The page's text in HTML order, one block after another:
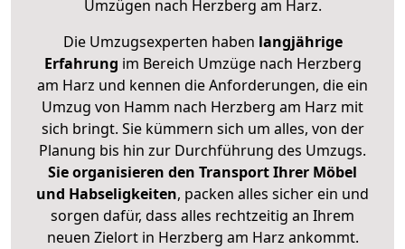
Umzügen nach Herzberg am Harz.
Die Umzugsexperten haben langjährige
Erfahrung im Bereich Umzüge nach Herzberg
am Harz und kennen die Anforderungen, die ein
Umzug von Hamm nach Herzberg am Harz mit
sich bringt. Sie kümmern sich um alles, von der
Planung bis hin zur Durchführung des Umzugs.
Sie organisieren den Transport Ihrer Möbel
und Habseligkeiten, packen alles sicher ein und
sorgen dafür, dass alles rechtzeitig an Ihrem
neuen Zielort in Herzberg am Harz ankommt.